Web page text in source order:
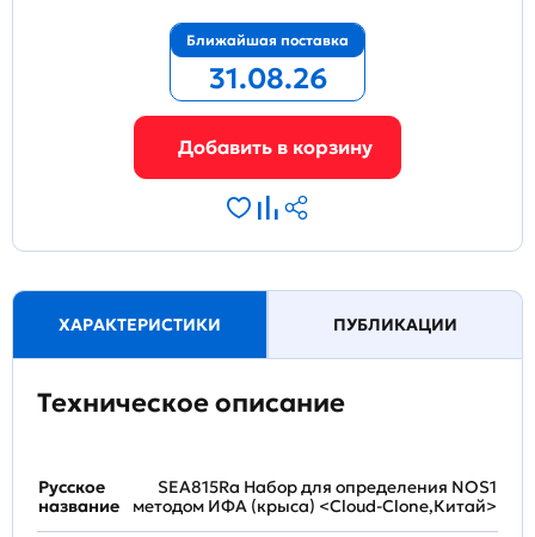
Ближайшая поставка
31.08.26
ХАРАКТЕРИСТИКИ ПУБЛИКАЦИИ
Техническое описание
Русское
название
SEA815Ra Набор для определения NOS1
методом ИФА (крыса) <Cloud-Clone,Китай>